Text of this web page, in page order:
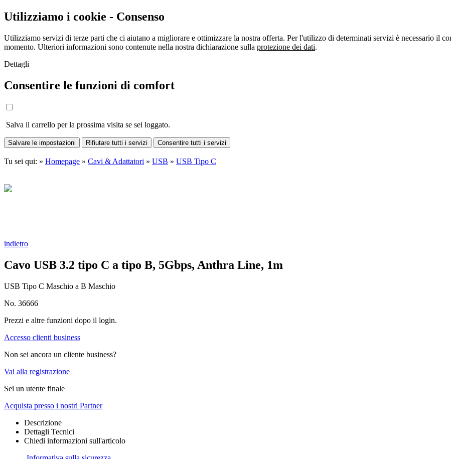
Utilizziamo i cookie - Consenso
Utilizziamo servizi di terze parti che ci aiutano a migliorare e ottimizzare la nostra offerta. Per l'utilizzo di determinati servizi è necessario il
momento. Ulteriori informazioni sono contenute nella nostra dichiarazione sulla protezione dei dati.
Dettagli
Consentire le funzioni di comfort
Salva il carrello per la prossima visita se sei loggato.
Salvare le impostazioni Rifiutare tutti i servizi Consentire tutti i servizi
Tu sei qui: » Homepage » Cavi & Adattatori » USB » USB Tipo C
indietro
Cavo USB 3.2 tipo C a tipo B, 5Gbps, Anthra Line, 1m
USB Tipo C Maschio a B Maschio
No. 36666
Prezzi e altre funzioni dopo il login.
Accesso clienti business
Non sei ancora un cliente business?
Vai alla registrazione
Sei un utente finale
Acquista presso i nostri Partner
Descrizione
Dettagli Tecnici
Chiedi informazioni sull'articolo